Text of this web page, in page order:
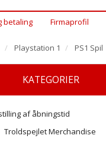
betaling Firmaprofil
Playstation 1 PS1 Spil
KATEGORIER
af åbningstid
Troldspejlet Merchandise